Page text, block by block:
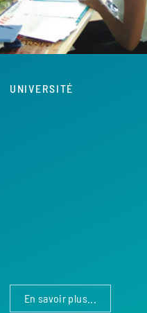
UNIVERSITÉ
En savoir plus...